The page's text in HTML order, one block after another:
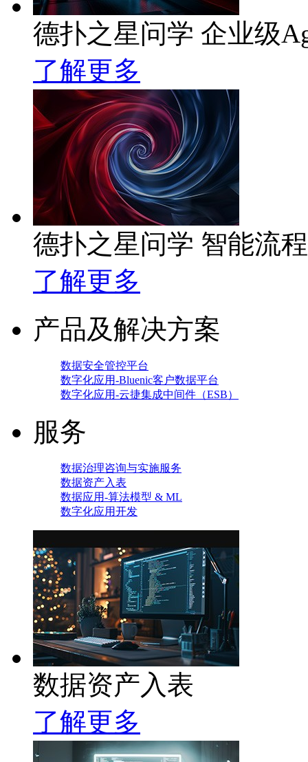
德扑之星问学 企业级
了解更多
德扑之星问学 智能流
了解更多
产品及解决方案
数据安全管控平台
数字化应用-Bluenic客户数据平台
数字化应用-云捷集成中间件（ESB）
服务
数据治理咨询与实施服务
数据资产入表
数据应用-算法模型 & ML
数字化应用开发
数据资产入表
了解更多